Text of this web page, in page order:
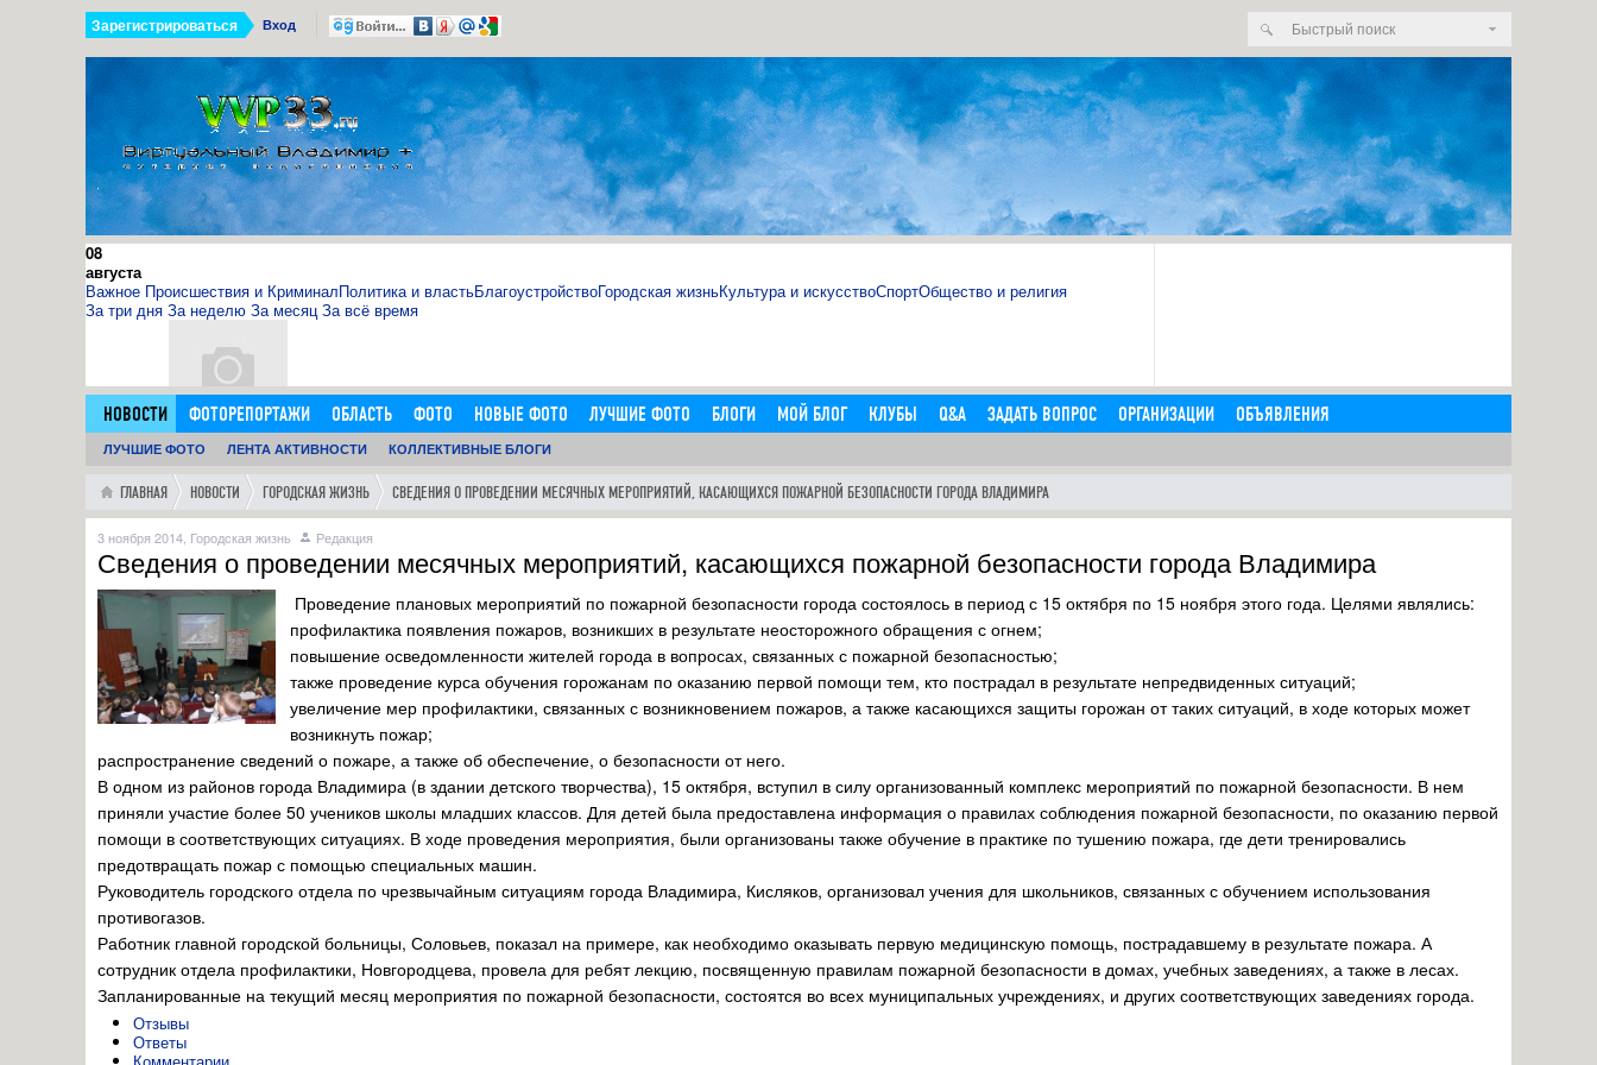
Вход
Зарегистрироваться
08
августа
Важное Происшествия и КриминалПолитика и властьБлагоустройствоГородская жизньКультура и искусствоСпортОбщество и религия
За три дня За неделю За месяц За всё время
0
11.09.15
http://sosna.kiev.ua - искуственная ёлка - нечно
Как я выбрал искусственную елку 1,8 м в инернет-магазине http://sosna.kiev.ua на новый год
НОВОСТИ ФОТОРЕПОРТАЖИ ОБЛАСТЬ ФОТО НОВЫЕ ФОТО ЛУЧШИЕ ФОТО БЛОГИ МОЙ БЛОГ КЛУБЫ Q&A ЗАДАТЬ ВОПРОС ОРГАНИЗАЦИИ
ОБЪЯВЛЕНИЯ
ДОБАВИТЬ ОБЪЯВЛЕНИЕ
ЛЮДИ ФОРУМ ГОРОД ГЛАВНАЯ
ЛУЧШИЕ ФОТО ЛЕНТА АКТИВНОСТИ КОЛЛЕКТИВНЫЕ БЛОГИ
ГЛАВНАЯ НОВОСТИ ГОРОДСКАЯ ЖИЗНЬ СВЕДЕНИЯ О ПРОВЕДЕНИИ МЕСЯЧНЫХ МЕРОПРИЯТИЙ, КАСАЮЩИХСЯ ПОЖАРНОЙ БЕЗОПАСНОСТИ ГОРОДА ВЛАДИМИРА
3 ноября 2014, Городская жизнь Редакция
Сведения о проведении месячных мероприятий, касающихся пожарной безопасности города Владимира
Проведение плановых мероприятий по пожарной безопасности города состоялось в период с 15 октября по 15 ноября этого года. Целями являлись:
профилактика появления пожаров, возникших в результате неосторожного обращения с огнем;
повышение осведомленности жителей города в вопросах, связанных с пожарной безопасностью;
также проведение курса обучения горожанам по оказанию первой помощи тем, кто пострадал в результате непредвиденных ситуаций;
увеличение мер профилактики, связанных с возникновением пожаров, а также касающихся защиты горожан от таких ситуаций, в ходе которых может
возникнуть пожар;
распространение сведений о пожаре, а также об обеспечение, о безопасности от него.
В одном из районов города Владимира (в здании детского творчества), 15 октября, вступил в силу организованный комплекс мероприятий по пожарной безопасности. В нем
приняли участие более 50 учеников школы младших классов. Для детей была предоставлена информация о правилах соблюдения пожарной безопасности, по оказанию первой
помощи в соответствующих ситуациях. В ходе проведения мероприятия, были организованы также обучение в практике по тушению пожара, где дети тренировались
предотвращать пожар с помощью специальных машин.
Руководитель городского отдела по чрезвычайным ситуациям города Владимира, Кисляков, организовал учения для школьников, связанных с обучением использования
противогазов.
Работник главной городской больницы, Соловьев, показал на примере, как необходимо оказывать первую медицинскую помощь, пострадавшему в результате пожара. А
сотрудник отдела профилактики, Новгородцева, провела для ребят лекцию, посвященную правилам пожарной безопасности в домах, учебных заведениях, а также в лесах.
Запланированные на текущий месяц мероприятия по пожарной безопасности, состоятся во всех муниципальных учреждениях, и других соответствующих заведениях города.
Отзывы
Ответы